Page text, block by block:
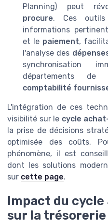
Planning) peut
procure. Ces outils
informations
et le paiement,
l'analyse des
synchronisation
départements de
comptabilité
L'intégration de ces
visibilité sur le cycle
la prise de décisions
optimisée des coûts.
phénomène, il est
dont les solutions
sur cette page.
Impact du
sur la trésorerie